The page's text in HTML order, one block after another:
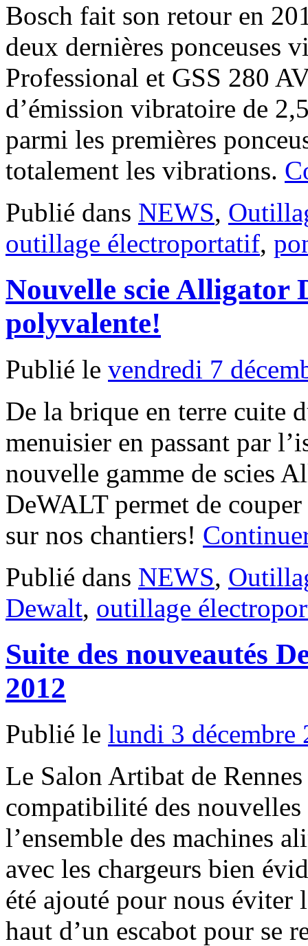
Bosch fait son retour en
deux dernières ponceuses
Professional et GSS 280
d’émission vibratoire de
parmi les premières
totalement les vibrations.
Publié dans NEWS,
outillage électroportatif,
Nouvelle scie Alligator
polyvalente!
Publié le vendredi 7
De la brique en terre cuite
menuisier en passant par
nouvelle gamme de scies
DeWALT permet de
sur nos chantiers!
Publié dans NEWS,
Dewalt, outillage
Suite des nouveautés
2012
Publié le lundi 3 décembre
Le Salon Artibat de
compatibilité des
l’ensemble des machines
avec les chargeurs bien
été ajouté pour nous éviter
haut d’un escabot pour se